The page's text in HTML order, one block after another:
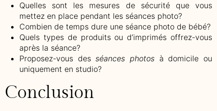
Quelles sont les mesures de sécurité que vous
mettez en place pendant les séances photo?
Combien de temps dure une séance photo de bébé?
Quels types de produits ou d’imprimés offrez-vous
après la séance?
Proposez-vous desséances photos à domicile ou
uniquement en studio?
Conclusion